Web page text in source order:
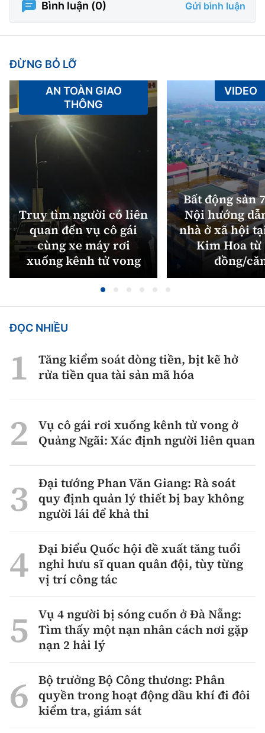
Bình luận (0) Gửi bình luận
ĐỪNG BỎ LỠ
Truy tìm người có liên
quan đến vụ cô gái
cùng xe máy rơi
xuống kênh tử vong
AN TOÀN GIAO
THÔNG
Bất động sản
Nội hướng
nhà ở xã hội
Kim Hoa từ
đồng/
VIDEO
ĐỌC NHIỀU
Tăng kiểm soát dòng tiền, bịt kẽ hở
rửa tiền qua tài sản mã hóa
Vụ cô gái rơi xuống kênh tử vong ở
Quảng Ngãi: Xác định người liên quan
Đại tướng Phan Văn Giang: Rà soát
quy định quản lý thiết bị bay không
người lái để khả thi
Đại biểu Quốc hội đề xuất tăng tuổi
nghỉ hưu sĩ quan quân đội, tùy từng
vị trí công tác
Vụ 4 người bị sóng cuốn ở Đà Nẵng:
Tìm thấy một nạn nhân cách nơi gặp
nạn 2 hải lý
Bộ trưởng Bộ Công thương: Phân
quyền trong hoạt động dầu khí đi đôi
kiểm tra, giám sát